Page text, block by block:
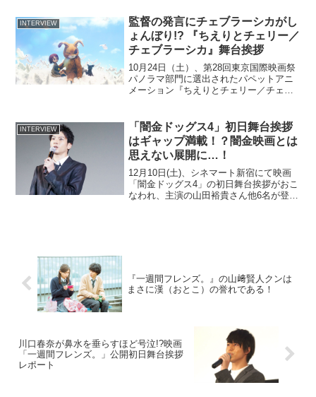
の1人である東京で暮らす高校生・瀧くん
のアルバイト先である店...
INTERVIEW
監督の発言にチェブラーシカがし
ょんぼり!? 『ちえりとチェリー／
チェブラーシカ』舞台挨拶
10月24日（土）、第28回東京国際映画祭
パノラマ部門に選出されたパペットアニ
メーション『ちえりとチェリー／チェブ
り役の高森奈津美さん、中村誠監督、チ
ェブラーシカが登...
INTERVIEW
「闇金ドッグス4」初日舞台挨拶
はギャップ満載！？闇金映画とは
思えない展開に…！
12月10日(土)、シネマート新宿にて映画
「闇金ドッグス4」の初日舞台挨拶がおこ
なわれ、主演の山田裕貴さん他6名が登場
『一週間フレンズ。』の山﨑賢人クンは
まさに漢（おとこ）の誉れである！
川口春奈が鼻水を垂らすほど号泣!?映画
「一週間フレンズ。」公開初日舞台挨拶
レポート